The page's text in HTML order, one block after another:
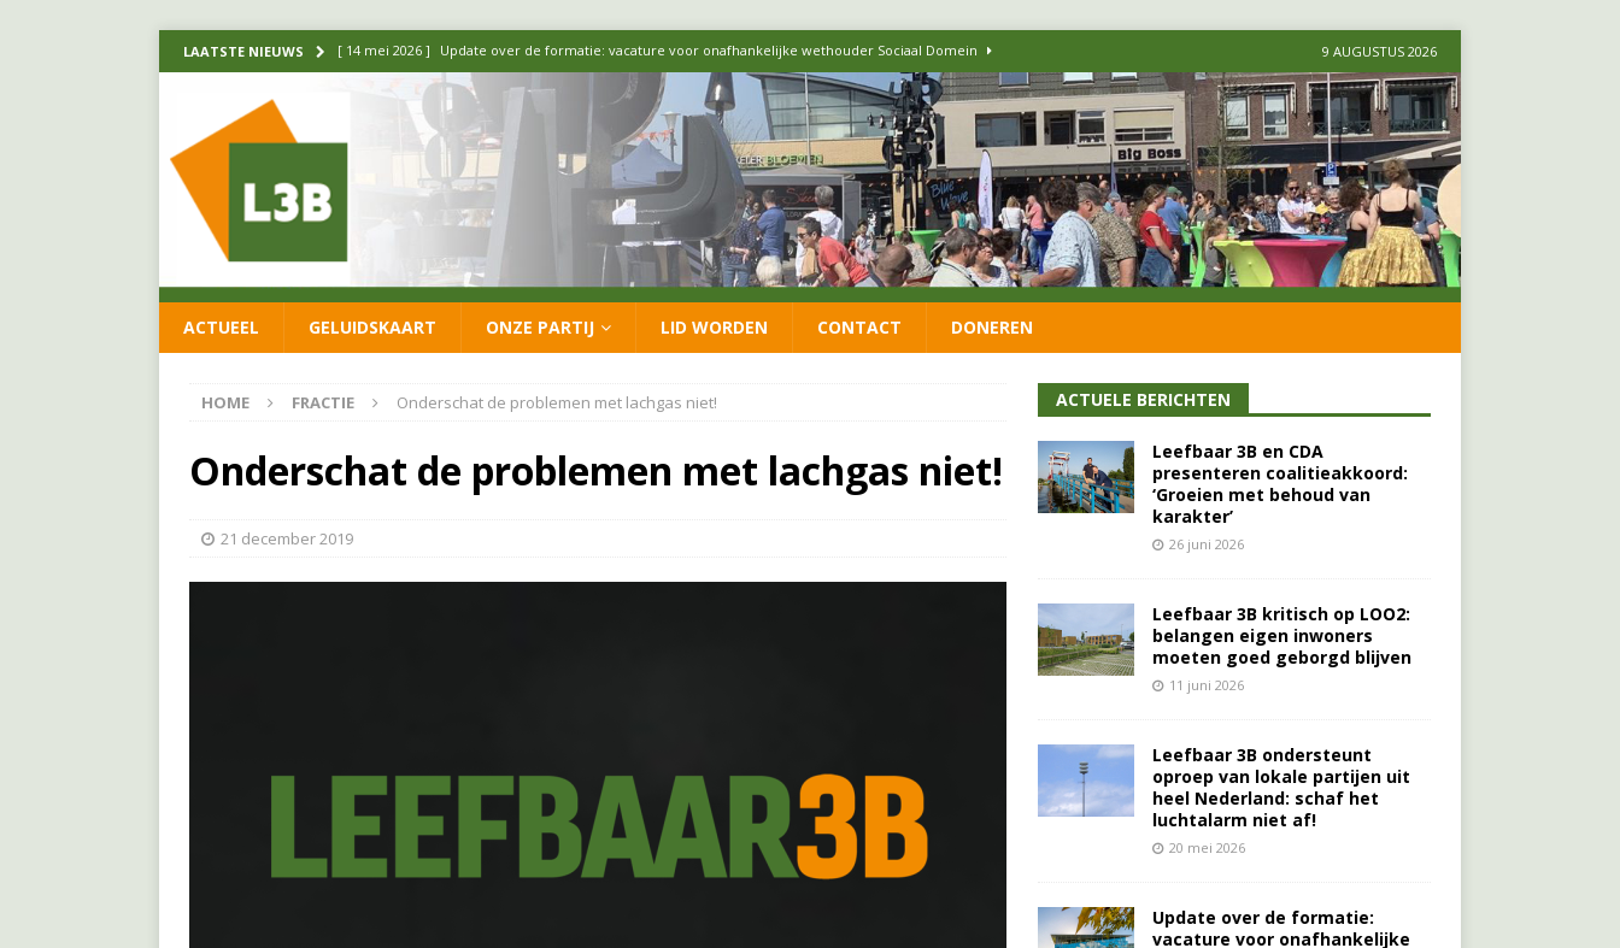
LAATSTE NIEUWS [ 14 mei 2026 ] Update over de formatie: vacature voor onafhankelijke wethouder Sociaal Domein
[ 1 april 2026 ] Ontwikkelingen flexwoningen Oekraïners én Lansingerlanders FRACTIE
[ 26 juni 2026 ] Leefbaar 3B en CDA presenteren coalitieakkoord: ‘Groeien met behoud van karakter’
Leefbaar 3B kritisch op LOO2: belangen eigen inwoners moeten goed geborgd blijven
[ 20 mei 2026 ] Leefbaar 3B ondersteunt oproep van lokale partijen uit heel Nederland: schaf het
9 AUGUSTUS 2026
ACTUEEL GELUIDSKAART ONZE PARTIJ LID WORDEN CONTACT DONEREN
HOME FRACTIE Onderschat de problemen met lachgas niet!
Onderschat de problemen met lachgas niet!
21 december 2019
ACTUELE BERICHTEN
Leefbaar 3B en CDA
presenteren coalitieakkoord:
‘Groeien met behoud van
karakter’
26 juni 2026
Leefbaar 3B kritisch op LOO2:
belangen eigen inwoners
moeten goed geborgd blijven
11 juni 2026
Leefbaar 3B ondersteunt
oproep van lokale partijen uit
heel Nederland: schaf het
luchtalarm niet af!
20 mei 2026
Update over de formatie:
vacature voor onafhankelijke